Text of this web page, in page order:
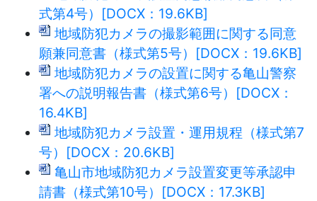
式第4号）[DOCX：19.6KB]
地域防犯カメラの撮影範囲に関する同意
願兼同意書（様式第5号）[DOCX：19.6KB]
地域防犯カメラの設置に関する亀山警察
署への説明報告書（様式第6号）[DOCX：
16.4KB]
地域防犯カメラ設置・運用規程（様式第7
号）[DOCX：20.6KB]
亀山市地域防犯カメラ設置変更等承認申
請書（様式第10号）[DOCX：17.3KB]